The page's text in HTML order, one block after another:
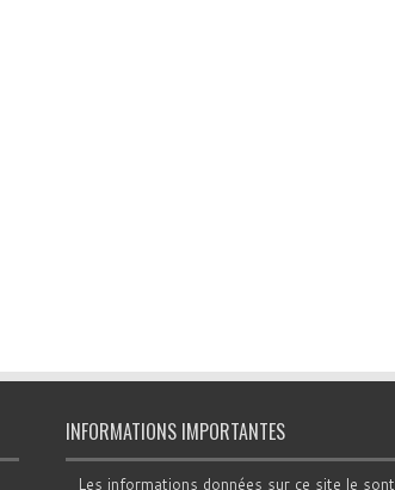
INFORMATIONS IMPORTANTES
Les informations données sur ce site le sont